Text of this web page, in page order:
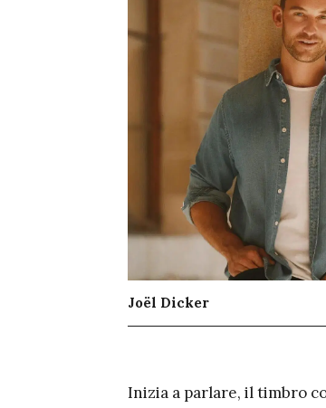
Joël Dicker
Inizia a parlare, il timbro